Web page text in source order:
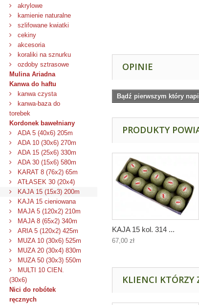
akrylowe
kamienie naturalne
szlifowane kwiatki
cekiny
akcesoria
koraliki na sznurku
ozdoby sztrasowe
Mulina Ariadna
Kanwa do haftu
kanwa czysta
kanwa-baza do
torebek
Kordonek bawełniany
ADA 5 (40x6) 205m
ADA 10 (30x6) 270m
ADA 15 (25x6) 330m
ADA 30 (15x6) 580m
KARAT 8 (76x2) 65m
ATŁASEK 30 (20x4)
KAJA 15 (15x3) 200m
KAJA 15 cieniowana
MAJA 5 (120x2) 210m
MAJA 8 (65x2) 340m
ARIA 5 (120x2) 425m
MUZA 10 (30x6) 525m
MUZA 20 (30x4) 830m
MUZA 50 (30x3) 550m
MULTI 10 CIEN.
(30x6)
Nici do robótek
ręcznych
OPINIE
Bądź pierwszym który
PRODUKTY
KAJA 15 kol. 314 ...
67,00 zł
KLIENCI